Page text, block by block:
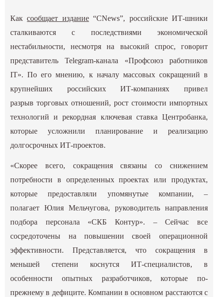
Каксообщает издание“CNews”, российские ИТ-шники
сталкиваются с последствиями экономической
нестабильности, несмотря на высокий спрос, говорит
представитель Telegram-канала «Профсоюз работников
IT». По его мнению, к началу массовых сокращений в
крупнейших российских ИТ-компаниях привел
разрыв торговых отношений, рост стоимости импортных
технологий и рекордная ключевая ставка Центробанка,
которые усложнили планирование и реализацию
долгосрочных ИТ-проектов.
«Скорее всего, сокращения связаны со снижением
потребности в определенных проектах или продуктах,
которые предоставляли упомянутые компании, –
полагает Юлия Мельчугова, руководитель направления
подбора персонала «СКБ Контур». – Сейчас все
сосредоточены на повышении своей операционной
эффективности. Представляется, что сокращения в
меньшей степени коснутся ИТ-специалистов, в
особенности опытных разработчиков, которые по-
прежнему в дефиците. Компании в основном расстаются с